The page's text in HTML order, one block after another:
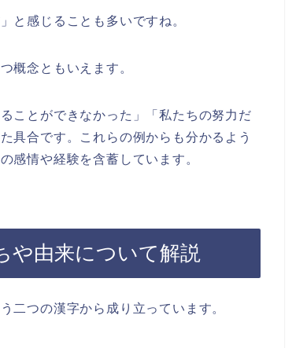
と感じることも多いですね。
概念ともいえます。
ことができなかった」「私たちの努力だ
具合です。これらの例からも分かるよう
感情や経験を含蓄しています。
や由来について解説
二つの漢字から成り立っています。